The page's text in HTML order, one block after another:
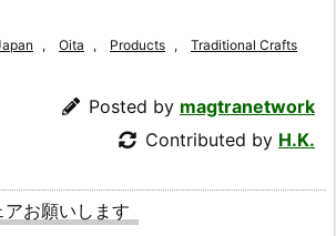
, Oita , Products , Traditional Crafts
Posted by magtranetwork
Contributed by H.K.
お願いします